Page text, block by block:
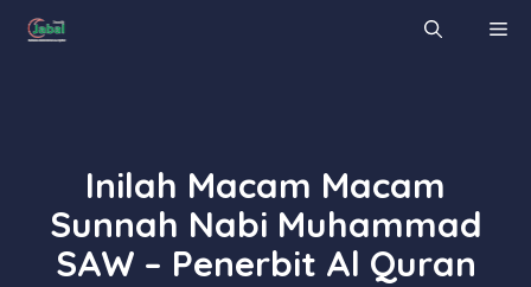
Skip
Inilah Macam Macam
Sunnah Nabi Muhammad
SAW – Penerbit Al Quran